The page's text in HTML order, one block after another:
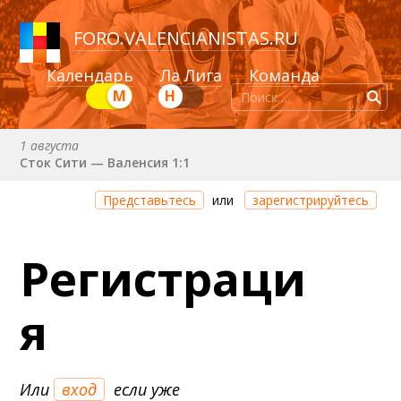
FORO.VALENCIANISTAS.RU
Календарь Ла Лига Команда
Н
М
1 августа
Сток Сити — Валенсия 1:1
Через 2 дня 3 часа 39 минут
Валенсия — Ньюкасл
Валенсия — Сельта
25 августа (вт) в 21:00 (исп)
30 августа (вс) в 19:30 (исп)
Представьтесь или зарегистрируйтесь
Регистраци
я
Или вход если уже